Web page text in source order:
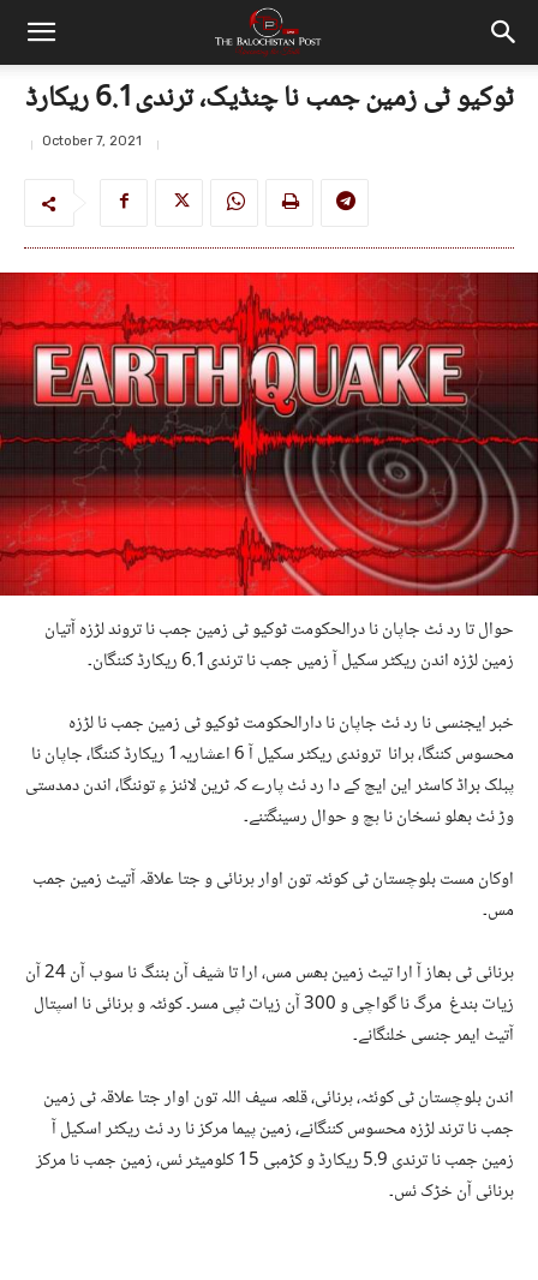
ٹوکیو ٹی زمین جمب نا چنڈیک، ترندی6.1 ریکارڈ
October 7, 2021
حوال تا رد ئٹ جاپان نا درالحکومت ٹوکیو ٹی زمین جمب نا تروند لڑزہ آتیان
زمین لڑزہ اندن ریکٹر سکیل آ زمیں جمب نا ترندی6.1 ریکارڈ کننگان۔
خبر ایجنسی نا رد ئٹ جاپان نا دارالحکومت ٹوکیو ٹی زمین جمب نا لڑزہ
محسوس کننگا، ہرانا تروندی ریکٹر سکیل آ 6 اعشاریہ1 ریکارڈ کننگا، جاپان نا
پبلک براڈ کاسٹر این ایچ کے دا رد ئٹ پارے کہ ٹرین لائنز ءِ توننگا، اندن دمدستی
وڑ ئٹ بھلو نسخان نا ہچ و حوال رسینگتنے۔
اوکان مست بلوچستان ٹی کوئٹہ تون اوار ہرنائی و جتا علاقہ آتیٹ زمین جمب
مس۔
ہرنائی ٹی بھاز آ ارا تیٹ زمین بھس مس، ارا تا شیف آن بننگ نا سوب آن 24 آن
زیات بندغ مرگ نا گواچی و 300 آن زیات ٹپی مسر۔ کوئٹہ و ہرنائی نا اسپتال
آتیٹ ایمر جنسی خلنگانے۔
اندن بلوچستان ٹی کوئٹہ، ہرنائی، قلعہ سیف اللہ تون اوار جتا علاقہ ٹی زمین
جمب نا ترند لڑزہ محسوس کننگانے، زمین پیما مرکز نا رد ئٹ ریکٹر اسکیل آ
زمین جمب نا ترندی 5.9 ریکارڈ و کڑمبی 15 کلومیٹر ئس، زمین جمب نا مرکز
ہرنائی آن خڑک ئس۔